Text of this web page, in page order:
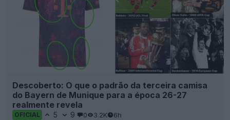
Descoberto: O que o padrão da terceira camisa
do Bayern de Munique para a época 26-27
realmente revela
OFICIAL 5 9 0 3.2K 6h